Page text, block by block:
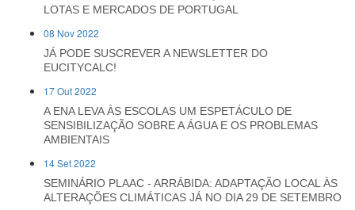
LOTAS E MERCADOS DE PORTUGAL
08 Nov 2022
JÁ PODE SUSCREVER A NEWSLETTER DO
EUCITYCALC!
17 Out 2022
A ENA LEVA ÀS ESCOLAS UM ESPETÁCULO DE
SENSIBILIZAÇÃO SOBRE A ÁGUA E OS PROBLEMAS
AMBIENTAIS
14 Set 2022
SEMINÁRIO PLAAC - ARRÁBIDA: ADAPTAÇÃO LOCAL ÀS
ALTERAÇÕES CLIMÁTICAS JÁ NO DIA 29 DE SETEMBRO